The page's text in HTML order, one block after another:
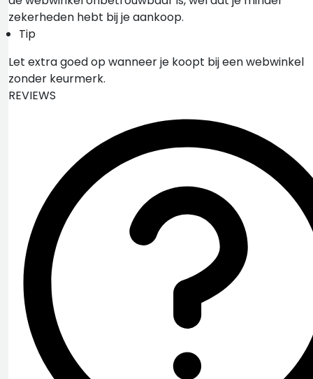
zekerheden hebt bij je aankoop.
Tip
Let extra goed op wanneer je koopt bij een webwinkel
zonder keurmerk.
REVIEWS